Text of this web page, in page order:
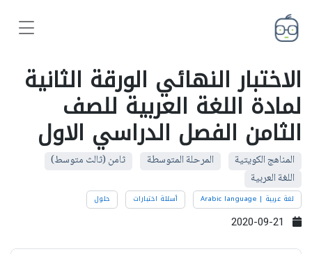
الاختبار النهائي الورقة الثانية
لمادة اللغة العربية للصف
الثامن الفصل الدراسي الاول
المناهج الكويتية المرحلة المتوسطة
ثامن (ثالث متوسط)
اللغة العربية
لغة عربية | Arabic language أسئلة اختبارات حلول